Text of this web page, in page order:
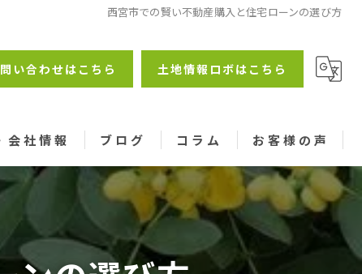
西宮市での賢い不動産購入と住宅ローンの選び方
い合わせはこちら 土地情報ロボはこちら
会社情報 ブログ コラム お客様の声